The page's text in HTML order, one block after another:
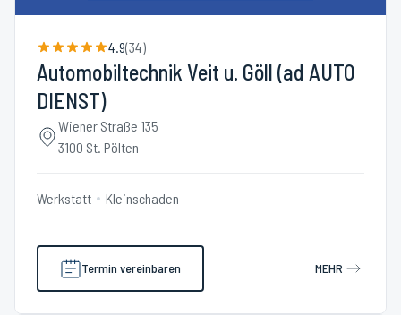
4.9(34)
Automobiltechnik Veit u. Göll (ad AUTO
DIENST)
Wiener Straße 135
3100 St. Pölten
Werkstatt Kleinschaden
Termin vereinbaren MEHR